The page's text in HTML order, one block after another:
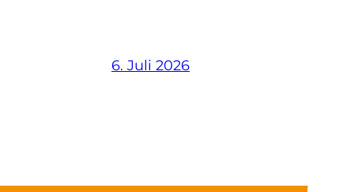
6. Juli 2026